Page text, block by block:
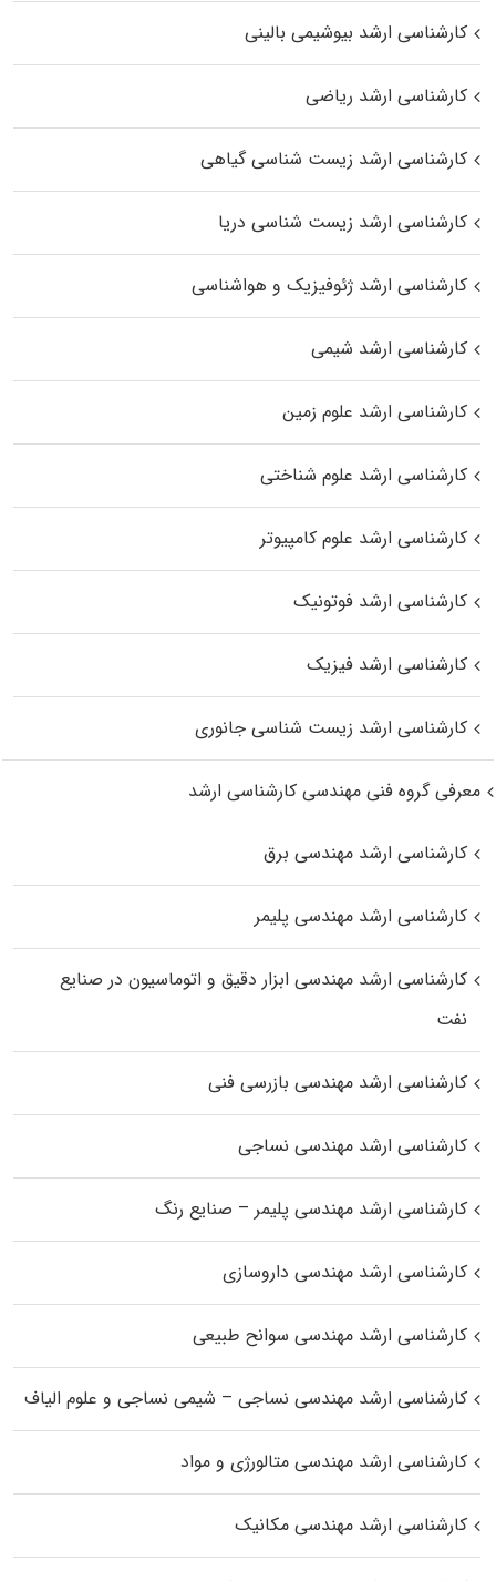
کارشناسی ارشد بیوشیمی بالینی
کارشناسی ارشد ریاضی
کارشناسی ارشد زیست‌ شناسی گیاهی
کارشناسی ارشد زیست‌ شناسی دریا
کارشناسی ارشد ژئوفیزیک و هواشناسی
کارشناسی ارشد شیمی
کارشناسی ارشد علوم زمین
کارشناسی ارشد علوم شناختی
کارشناسی ارشد علوم کامپیوتر
کارشناسی ارشد فوتونیک
کارشناسی ارشد فیزیک
کارشناسی ارشد زیست‌ شناسی جانوری
معرفی گروه فنی مهندسی کارشناسی ارشد
کارشناسی ارشد مهندسی برق
کارشناسی ارشد مهندسی پلیمر
کارشناسی ارشد مهندسی ابزار دقیق و اتوماسیون در صنایع
نفت
کارشناسی ارشد مهندسی بازرسی فنی
کارشناسی ارشد مهندسی نساجی
کارشناسی ارشد مهندسی پلیمر – صنایع رنگ
کارشناسی ارشد مهندسی داروسازی
کارشناسی ارشد مهندسی سوانح طبیعی
کارشناسی ارشد مهندسی نساجی – شیمی نساجی و علوم الیاف
کارشناسی ارشد مهندسی متالورژی و مواد
کارشناسی ارشد مهندسی مکانیک